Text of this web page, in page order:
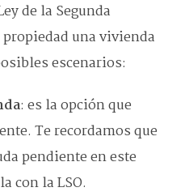
de la Segunda
una vivienda
escenarios:
: es la opción que
Te recordamos que
pendiente en este
con la LSO.